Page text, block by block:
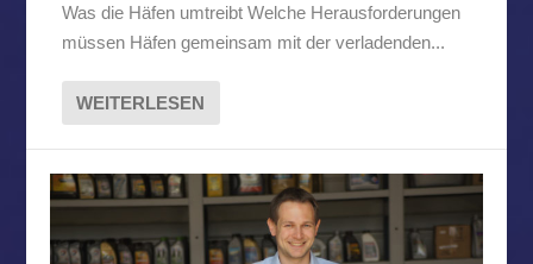
Was die Häfen umtreibt Welche Herausforderungen
müssen Häfen gemeinsam mit der verladenden...
WEITERLESEN